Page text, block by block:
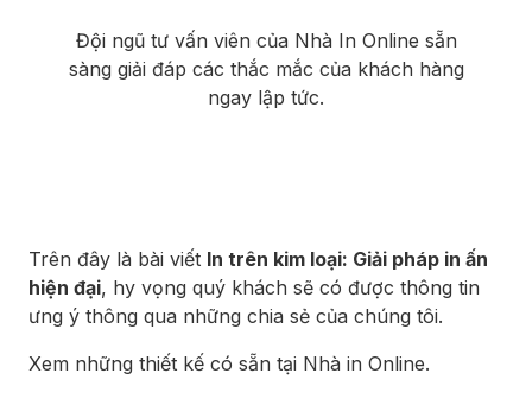
Đội ngũ tư vấn viên của Nhà In Online sẵn
sàng giải đáp các thắc mắc của khách hàng
ngay lập tức.
Trên đây là bài viết In trên kim loại: Giải pháp in ấn
hiện đại, hy vọng quý khách sẽ có được thông tin
ưng ý thông qua những chia sẻ của chúng tôi.
Xem những thiết kế có sẵn tại Nhà in Online.